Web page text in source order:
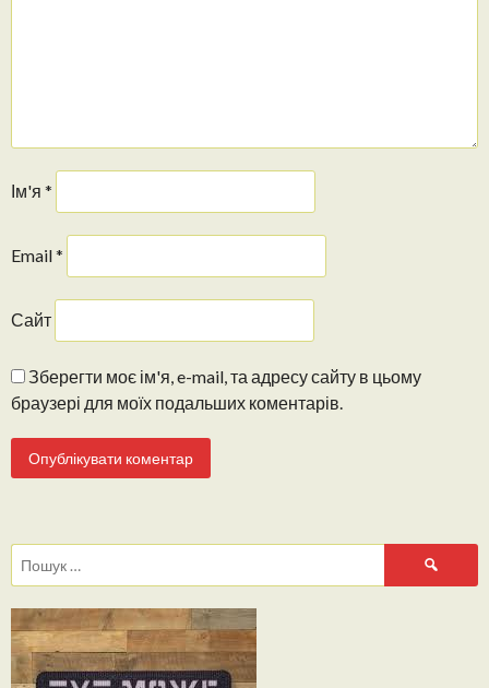
Ім'я *
Email*
Сайт
Зберегти моє ім'я, e-mail, та адресу сайту в цьому
браузері для моїх подальших коментарів.
Пошук: